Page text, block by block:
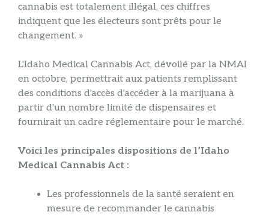
cannabis est totalement illégal, ces chiffres
indiquent que les électeurs sont prêts pour le
changement. »
L'Idaho Medical Cannabis Act, dévoilé par la NMAI
en octobre, permettrait aux patients remplissant
des conditions d'accès d'accéder à la marijuana à
partir d'un nombre limité de dispensaires et
fournirait un cadre réglementaire pour le marché.
Voici les principales dispositions de l’Idaho
Medical Cannabis Act :
Les professionnels de la santé seraient en
mesure de recommander le cannabis